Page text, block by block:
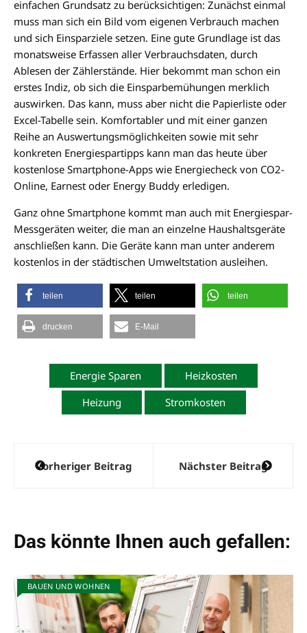
einfachen Grundsatz zu berücksichtigen: Zunächst einmal
muss man sich ein Bild vom eigenen Verbrauch machen
und sich Einsparziele setzen. Eine gute Grundlage ist das
monatsweise Erfassen aller Verbrauchsdaten, durch
Ablesen der Zählerstände. Hier bekommt man schon ein
erstes Indiz, ob sich die Einsparbemühungen merklich
auswirken. Das kann, muss aber nicht die Papierliste oder
Excel-Tabelle sein. Komfortabler und mit einer ganzen
Reihe an Auswertungsmöglichkeiten sowie mit sehr
konkreten Energiespartipps kann man das heute über
kostenlose Smartphone-Apps wie Energiecheck von CO2-
Online, Earnest oder Energy Buddy erledigen.
Ganz ohne Smartphone kommt man auch mit Energiespar-
Messgeräten weiter, die man an einzelne Haushaltsgeräte
anschließen kann. Die Geräte kann man unter anderem
kostenlos in der städtischen Umweltstation ausleihen.
teilen teilen teilen
drucken E-Mail
Energie Sparen
Heizkosten
Heizung
Stromkosten
Beitragsnavigation
Vorheriger Beitrag Nächster Beitrag
Das könnte Ihnen auch gefallen:
BAUEN UND WOHNEN